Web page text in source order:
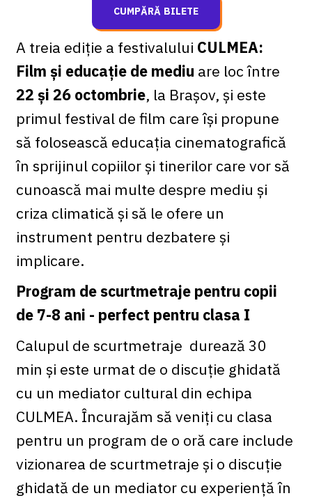
CUMPĂRĂ BILETE
A treia ediție a festivalului CULMEA:
Film și educație de mediu are loc între
22 și 26 octombrie, la Brașov, și este
primul festival de film care își propune
să folosească educația cinematografică
în sprijinul copiilor și tinerilor care vor să
cunoască mai multe despre mediu și
criza climatică și să le ofere un
instrument pentru dezbatere și
implicare.
Program de scurtmetraje pentru copii
de 7-8 ani - perfect pentru clasa I
Calupul de scurtmetraje durează 30
min și este urmat de o discuție ghidată
cu un mediator cultural din echipa
CULMEA. Încurajăm să veniți cu clasa
pentru un program de o oră care include
vizionarea de scurtmetraje și o discuție
ghidată de un mediator cu experiență în